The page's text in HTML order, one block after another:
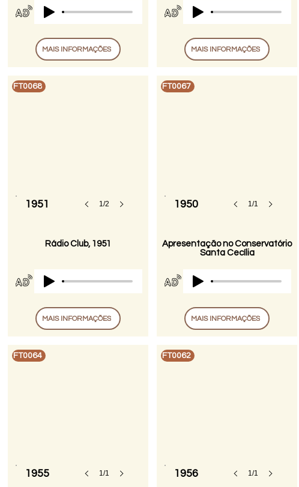
MAIS INFORMAÇÕES
FT0068
1951 1/2
Rádio Club, 1951
MAIS INFORMAÇÕES
FT0064
1955 1/1
MAIS INFORMAÇÕES
FT0067
1950 1/1
Apresentação no Conservatório
Santa Cecília
MAIS INFORMAÇÕES
FT0062
1956 1/1